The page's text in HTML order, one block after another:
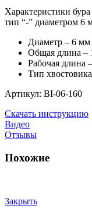
Характеристики
тип “-” диаметром 6
Диаметр – 6 мм
Общая длина –
Рабочая длина
Тип
Артикул: BI-06-160
Скачать инструкцию
Видео
Отзывы
Похожие
Закрыть